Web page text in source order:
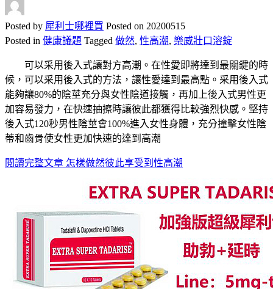
Posted by 犀利士哪裡買 Posted on 20200515
Posted in 健康議題 Tagged 做然, 性高潮, 樂威壯口溶錠
可以采用後入式讓對方高潮。在性愛即將達到最關鍵的時
候，可以采用後入式的方法，讓性愛達到最高點。采用後入式
能夠讓80%的陰莖充分與女性陰道接觸，再加上後入式男性更
加容易發力，在快速抽擦時讓彼此都獲得比較強烈快感。堅持
後入式120秒男性陰莖會100%進入女性身體，充分撞擊女性陰
蒂和齒骨使女性更加快速的達到高潮
閱讀完整文章 怎樣做然彼此享受到性高潮